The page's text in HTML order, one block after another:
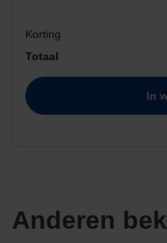
Korting
Totaal
In
Anderen